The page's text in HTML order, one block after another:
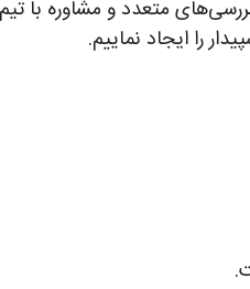
را ایجاد نماییم.